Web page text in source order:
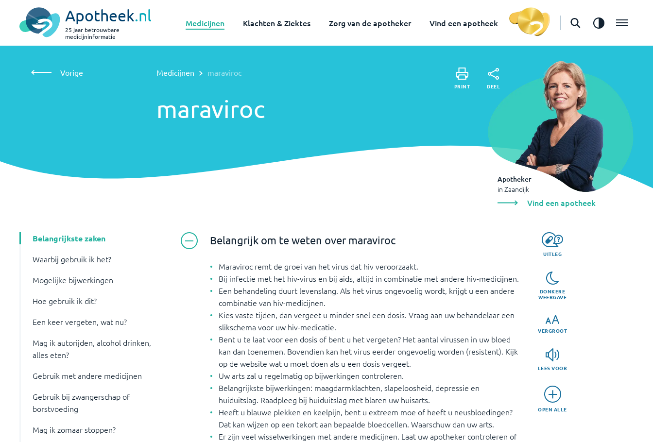
Apotheek.nl
25 jaar betrouwbare
medicijninformatie
Medicijnen Klachten & Ziektes Zorg van de apotheker Vind een apotheek
Zaandijk
Vind een apotheek
Vorige Medicijnen maraviroc
maraviroc
PRINT DEEL
Apotheker
in Zaandijk
Vind een apotheek
Belangrijkste zaken
Waarbij gebruik ik het?
Mogelijke bijwerkingen
Hoe gebruik ik dit?
Een keer vergeten, wat nu?
Mag ik autorijden, alcohol drinken,
alles eten?
Gebruik met andere medicijnen
Gebruik bij zwangerschap of
borstvoeding
Mag ik zomaar stoppen?
UITLEG
DONKERE
WEERGAVE
VERGROOT
LEES VOOR
OPEN ALLE
Belangrijk om te weten over maraviroc
Maraviroc remt de groei van het virus dat hiv veroorzaakt.
Bij infectie met het hiv-virus en bij aids, altijd in combinatie met andere hiv-medicijnen.
Een behandeling duurt levenslang. Als het virus ongevoelig wordt, krijgt u een andere
combinatie van hiv-medicijnen.
Kies vaste tijden, dan vergeet u minder snel een dosis. Vraag aan uw behandelaar een
slikschema voor uw hiv-medicatie.
Bent u te laat voor een dosis of bent u het vergeten? Het aantal virussen in uw bloed
kan dan toenemen. Bovendien kan het virus eerder ongevoelig worden (resistent). Kijk
op de website wat u moet doen als u een dosis vergeet.
Uw arts zal u regelmatig op bijwerkingen controleren.
Belangrijkste bijwerkingen: maagdarmklachten, slapeloosheid, depressie en
huiduitslag. Raadpleeg bij huiduitslag met blaren uw huisarts.
Heeft u blauwe plekken en keelpijn, bent u extreem moe of heeft u neusbloedingen?
Dat kan wijzen op een tekort aan bepaalde bloedcellen. Waarschuw dan uw arts.
Er zijn veel wisselwerkingen met andere medicijnen. Laat uw apotheker controleren of